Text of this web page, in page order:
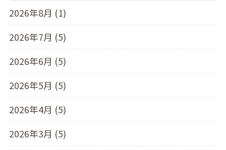
2026年8月 (1)
2026年7月 (5)
2026年6月 (5)
2026年5月 (5)
2026年4月 (5)
2026年3月 (5)